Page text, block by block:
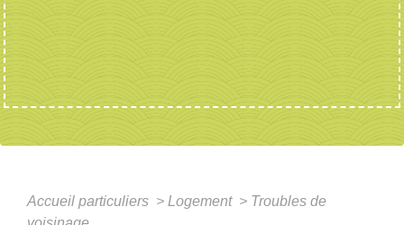
Accueil particuliers > Logement > Troubles de